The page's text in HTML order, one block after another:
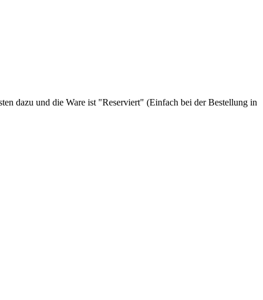
dazu und die Ware ist "Reserviert" (Einfach bei der Bestellung in